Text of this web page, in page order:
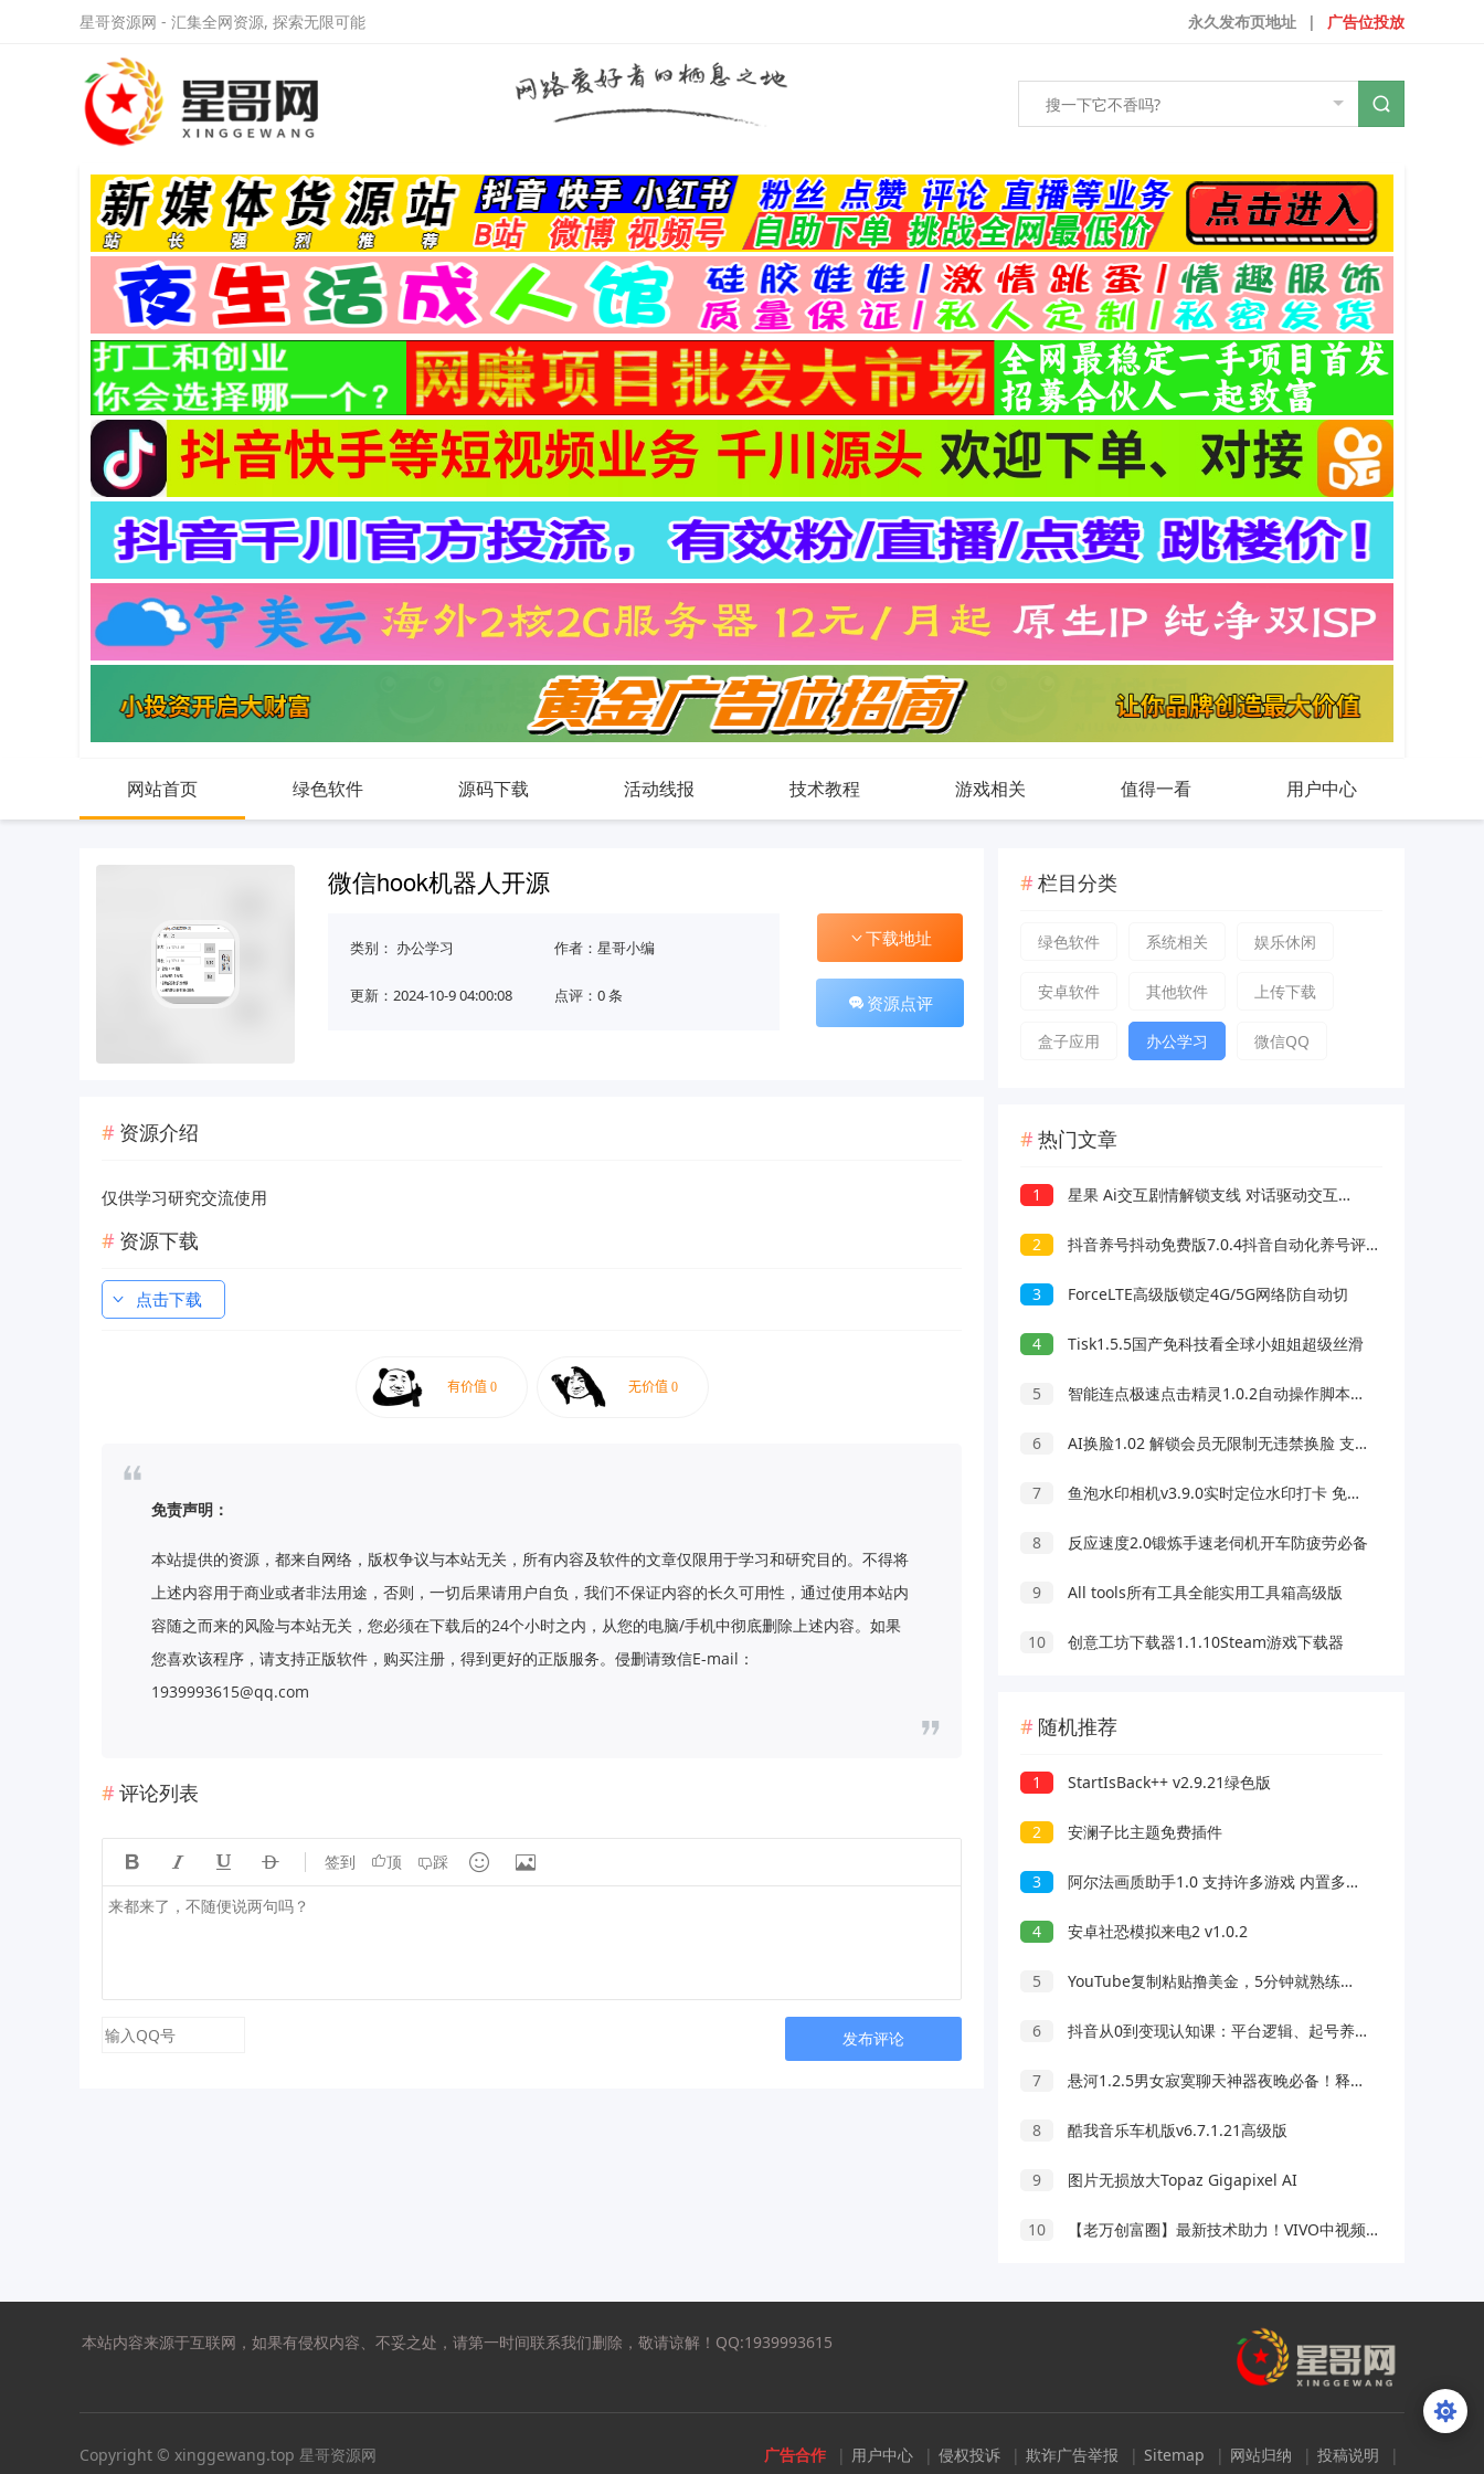
星哥资源网 - 汇集全网资源, 探索无限可能 广告位投放
|
永久发布页地址
网站首页 绿色软件 源码下载 活动线报 技术教程 游戏相关 值得一看 用户中心
微信hook机器人开源
类别： 办公学习 作者：星哥小编
更新：2024-10-9 04:00:08 点评：0 条
下载地址
资源点评
资源介绍
仅供学习研究交流使用
资源下载
点击下载
免责声明：
本站提供的资源，都来自网络，版权争议与本站无关，所有内容及软件的文章仅限用于学习和研究目的。不得将
上述内容用于商业或者非法用途，否则，一切后果请用户自负，我们不保证内容的长久可用性，通过使用本站内
容随之而来的风险与本站无关，您必须在下载后的24个小时之内，从您的电脑/手机中彻底删除上述内容。如果
您喜欢该程序，请支持正版软件，购买注册，得到更好的正版服务。侵删请致信E-mail：
1939993615@qq.com
评论列表
    签到 顶 踩  
发布评论
栏目分类
绿色软件 系统相关 娱乐休闲
安卓软件 其他软件 上传下载
盒子应用 办公学习 微信QQ
热门文章
1 星果 Ai交互剧情解锁支线 对话驱动交互故事剧情
2 抖音养号抖动免费版7.0.4抖音自动化养号评论脚本
3 ForceLTE高级版锁定4G/5G网络防自动切
4 Tisk1.5.5国产免科技看全球小姐姐超级丝滑
5 智能连点极速点击精灵1.0.2自动操作脚本录制解放双手
6 AI换脸1.02 解锁会员无限制无违禁换脸 支持照片/视频
7 鱼泡水印相机v3.9.0实时定位水印打卡 免费无广告
8 反应速度2.0锻炼手速老伺机开车防疲劳必备
9 All tools所有工具全能实用工具箱高级版
10 创意工坊下载器1.1.10Steam游戏下载器
随机推荐
1 StartIsBack++ v2.9.21绿色版
2 安澜子比主题免费插件
3 阿尔法画质助手1.0 支持许多游戏 内置多种功能
4 安卓社恐模拟来电2 v1.0.2
5 YouTube复制粘贴撸美金，5分钟就熟练，1天收入700美金！！收入无上限，可批量！
6 抖音从0到变现认知课：平台逻辑、起号养号、流量解决与多变现玩法教学
7 悬河1.2.5男女寂寞聊天神器夜晚必备！释放天性
8 酷我音乐车机版v6.7.1.21高级版
9 图片无损放大Topaz Gigapixel AI
10 【老万创富圈】最新技术助力！VIVO中视频项目每周轻松赚1w+，AI去重大揭秘！
本站内容来源于互联网，如果有侵权内容、不妥之处，请第一时间联系我们删除，敬请谅解！QQ:1939993615
Copyright © xinggewang.top 星哥资源网 广告合作 | 用户中心 | 侵权投诉 | 欺诈广告举报 | Sitemap | 网站归纳 | 投稿说明 |